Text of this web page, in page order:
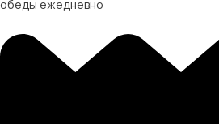
обеды ежедневно